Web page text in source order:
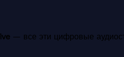
— все эти цифровые